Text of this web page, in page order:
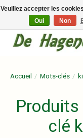
Persoonlijk advies en
Accueil / Mots-clés /
clé
Veuillez accepter les
Oui
Non